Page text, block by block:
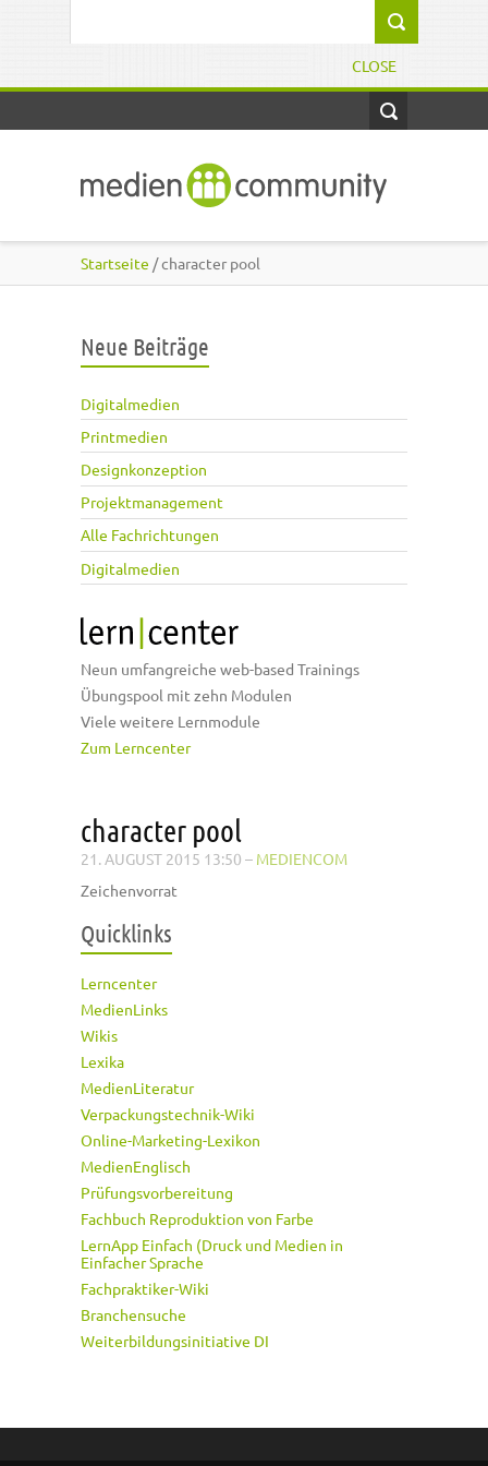
CLOSE
Startseite / character pool
Neue Beiträge
Digitalmedien
Printmedien
Designkonzeption
Projektmanagement
Alle Fachrichtungen
Digitalmedien
Neun umfangreiche web-based Trainings
Übungspool mit zehn Modulen
Viele weitere Lernmodule
Zum Lerncenter
character pool
21. AUGUST 2015 13:50 – MEDIENCOM
Zeichenvorrat
Quicklinks
Lerncenter
MedienLinks
Wikis
Lexika
MedienLiteratur
Verpackungstechnik-Wiki
Online-Marketing-Lexikon
MedienEnglisch
Prüfungsvorbereitung
Fachbuch Reproduktion von Farbe
LernApp Einfach (Druck und Medien in
Einfacher Sprache
Fachpraktiker-Wiki
Branchensuche
Weiterbildungsinitiative DI